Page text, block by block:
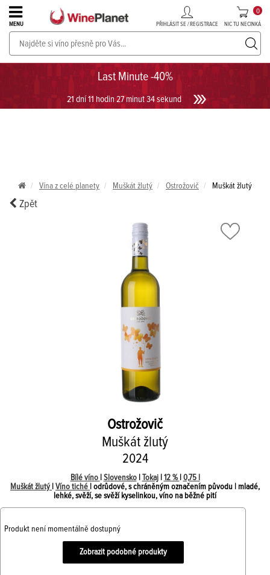
Last Minute -40%
21 dní 11 hodin 27 minut 34 sekund
MENU PŘIHLÁSIT SE / REGISTRACE NIC TU NECINKÁ
0
PROSECCO v akci až do -30%!UKÁZAT PROSECCO
Vína z celé planety Muškát žlutý Ostrožovič Muškát žlutý
Zpět
Ostrožovič
Muškát žlutý
2024
Bílé víno Slovensko| Tokaj| 12 % 0,75 l
Muškát žlutý Víno tiché
| odrůdové, s chráněným označením původu | mladé,
lehké, svěží, se svěží kyselinkou, víno na běžné pití
Produkt není momentálně dostupný
Zobrazit podobné produkty